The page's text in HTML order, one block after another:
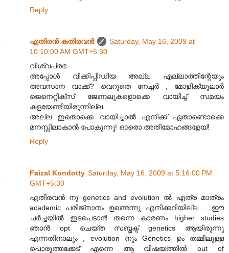
Reply
എതിരന്‍ കതിരവന്‍
Saturday, May 16, 2009 at
10:10:00 AM GMT+5:30
വിശ്വപ്രഭ:
അപ്പോൾ വിക്കിപ്പീഡിയ അല്ല എല്ലാത്തിന്റേയും
അവസാന വാക്ക്? വെറുതെ നേച്ചർ , മോളിക്യുലാർ
ജെനെറ്റിക്സ് ജേണലുകളൊക്കെ വായിച്ച് സമയം
കളയേണ്ടിയിരുന്നില്ല.
അല്ല ഇതൊക്കെ വായിച്ചാൽ എനിക്ക് ഏതാണ്ടൊക്കെ
മനസ്സിലാകാൻ പോകുന്നു! ഓരൊ അതിമോഹങ്ങളേയ്!
Reply
Faizal Kondotty Saturday, May 16, 2009 at 5:16:00 PM
GMT+5:30
എതിരവന്‍ നു genetics and evolution ല്‍ എത്ര മാത്രം
academic പരിജ്നാനം ഉണ്ടെന്നു എനിക്കറിയില്ല .. ഈ
ചര്‍ച്ചയില്‍ ഇടപെടാന്‍ തന്നെ കാരണം higher studies
ഞാന്‍ opt ചെയ്ത സബ്ജക്ട് genetics ആയിരുന്നു
എന്നതിനാലും , evolution നും Genetics ഉം തമ്മിലുള്ള
പൊരുത്തക്കേട് എന്നെ ആ വിഷയത്തില്‍ out of